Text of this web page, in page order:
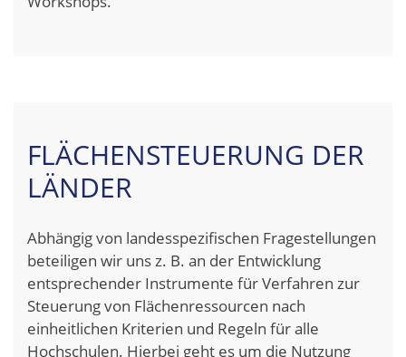
FLÄCHENSTEUERUNG DER
LÄNDER
Abhängig von landesspezifischen Fragestellungen
beteiligen wir uns z. B. an der Entwicklung
entsprechender Instrumente für Verfahren zur
Steuerung von Flächenressourcen nach
einheitlichen Kriterien und Regeln für alle
Hochschulen. Hierbei geht es um die Nutzung